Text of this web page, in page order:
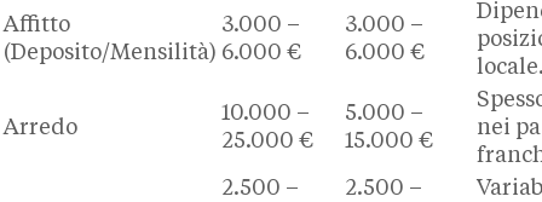
Affitto
(Deposito/Mensilità)
3.000 –
6.000 €
3.000 –
6.000 €
Arredo
10.000 –
25.000 €
5.000 –
15.000 €
nei
2.500 –
2.500 –